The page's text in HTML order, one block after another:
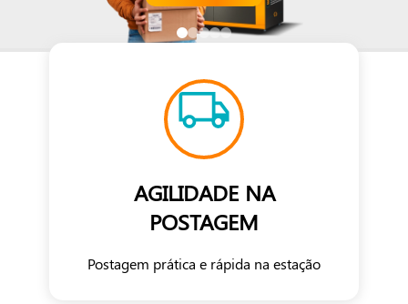
AGILIDADE NA
POSTAGEM
Postagem prática e rápida na estação